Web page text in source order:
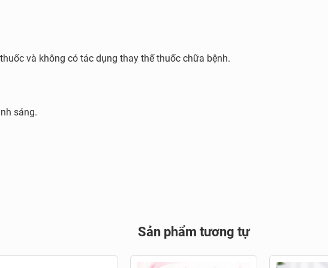
sức khỏe giàu kinh nghiệm, luôn nỗ lực cung cấp thông tin chu đáo, tận
chăm sóc sức khỏe hàng đầu Việt Nam, cùng các chương trình hậu
và không có tác dụng thay thế thuốc chữa bệnh.
sáng.
Sản phẩm tương tự